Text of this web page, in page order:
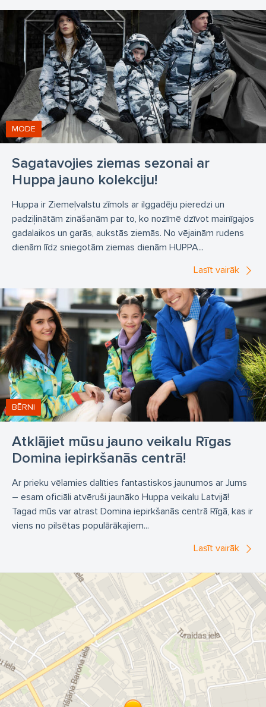
Sagatavojies ziemas sezonai ar
Huppa jauno kolekciju!
MODE
Huppa ir Ziemeļvalstu zīmols ar ilggadēju pieredzi un
padziļinātām zināšanām par to, ko nozīmē dzīvot mainīgajos
gadalaikos un garās, aukstās ziemās. No vējainām rudens
dienām līdz sniegotām ziemas dienām HUPPA...
Lasīt vairāk
Atklājiet mūsu jauno veikalu Rīgas
Domina iepirkšanās centrā!
BĒRNI
Ar prieku vēlamies dalīties fantastiskos jaunumos ar Jums
– esam oficiāli atvēruši jaunāko Huppa veikalu Latvijā!
Tagad mūs var atrast Domina iepirkšanās centrā Rīgā, kas ir
viens no pilsētas populārākajiem...
Lasīt vairāk